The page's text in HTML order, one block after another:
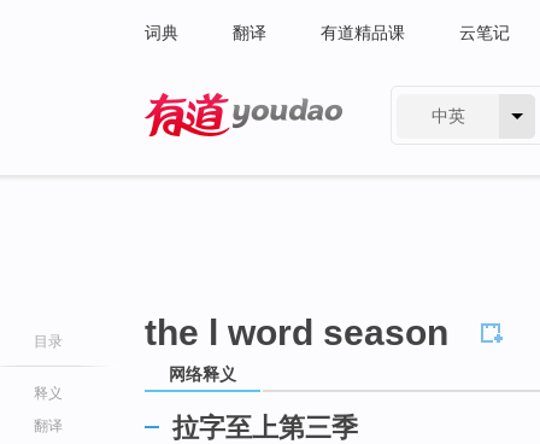
词典 翻译 有道精品课 云笔记
中英
目录
释义
翻译
the l word season
网络释义
拉字至上第三季